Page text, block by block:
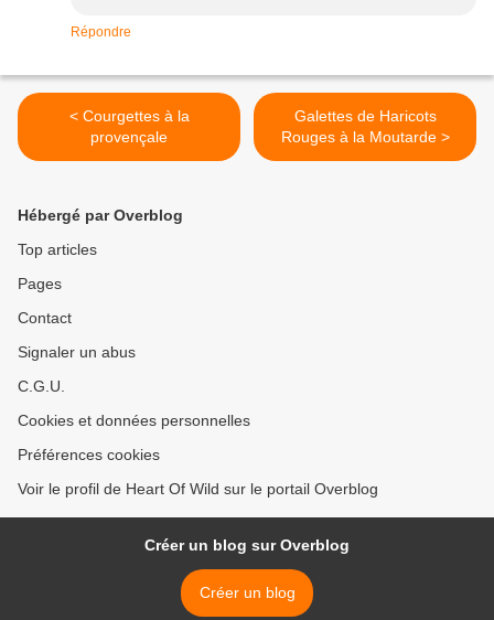
Répondre
< Courgettes à la
provençale
Galettes de Haricots
Rouges à la Moutarde >
Hébergé par Overblog
Top articles
Pages
Contact
Signaler un abus
C.G.U.
Cookies et données personnelles
Préférences cookies
Voir le profil de Heart Of Wild sur le portail Overblog
Créer un blog sur Overblog
Créer un blog